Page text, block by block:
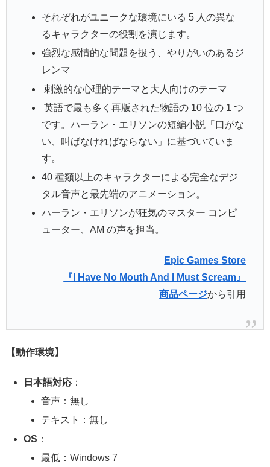
それぞれがユニークな環境にいる 5 人の異な
るキャラクターの役割を演じます。
強烈な感情的な問題を扱う、やりがいのあるジ
レンマ
刺激的な心理的テーマと大人向けのテーマ
英語で最も多く再版された物語の 10 位の 1 つ
です。ハーラン・エリソンの短編小説「口がな
い、叫ばなければならない」に基づいていま
す。
40 種類以上のキャラクターによる完全なデジ
タル音声と最先端のアニメーション。
ハーラン・エリソンが狂気のマスター コンピ
ューター、AM の声を担当。
Epic Games Store
『I Have No Mouth And I Must Scream』
商品ページから引用
【動作環境】
日本語対応 ：
音声：無し
テキスト：無し
OS ：
最低：Windows 7